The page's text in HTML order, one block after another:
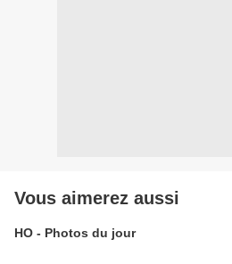
Vous aimerez aussi
HO - Photos du jour